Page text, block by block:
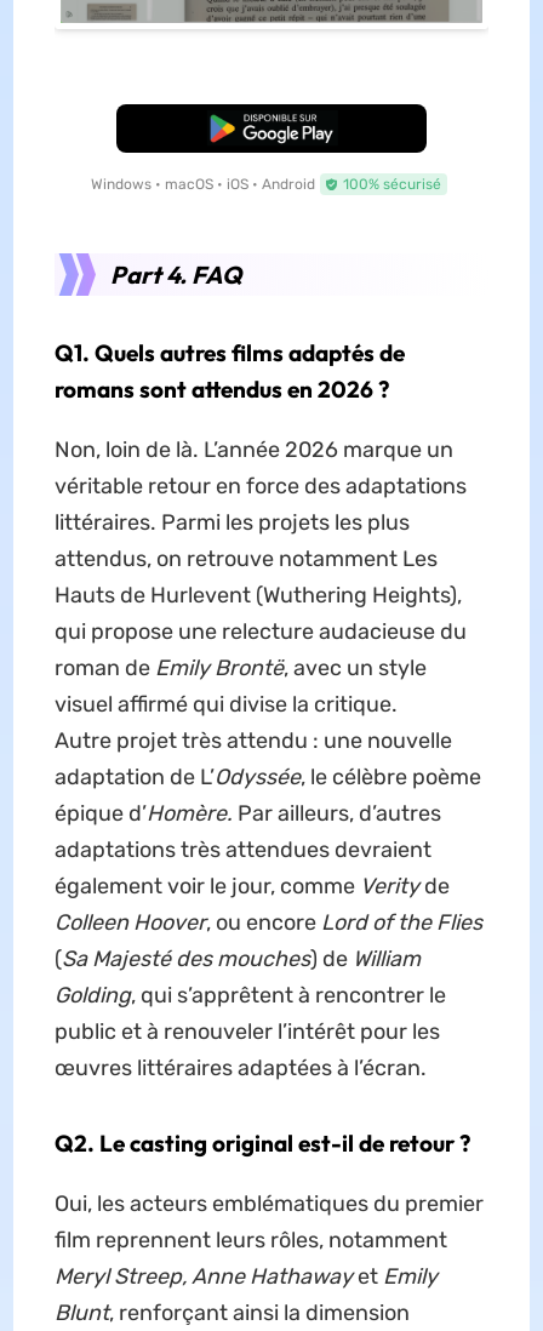
TÉLÉCHARGER
Windows • macOS • iOS • Android 100% sécurisé
Part 4. FAQ
Q1. Quels autres films adaptés de
romans sont attendus en 2026 ?
Non, loin de là. L’année 2026 marque un
véritable retour en force des adaptations
littéraires. Parmi les projets les plus
attendus, on retrouve notamment Les
Hauts de Hurlevent (Wuthering Heights),
qui propose une relecture audacieuse du
roman de Emily Brontë, avec un style
visuel affirmé qui divise la critique.
Autre projet très attendu : une nouvelle
adaptation de L’Odyssée, le célèbre poème
épique d’Homère. Par ailleurs, d’autres
adaptations très attendues devraient
également voir le jour, comme Verityde
Colleen Hoover, ou encore Lord of the Flies
(Sa Majesté des mouches) de William
Golding, qui s’apprêtent à rencontrer le
public et à renouveler l’intérêt pour les
œuvres littéraires adaptées à l’écran.
Q2. Le casting original est-il de retour ?
Oui, les acteurs emblématiques du premier
film reprennent leurs rôles, notamment
Meryl Streep, Anne Hathawayet Emily
Blunt, renforçant ainsi la dimension